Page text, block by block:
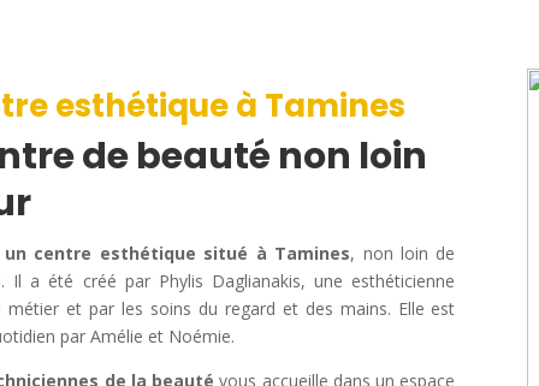
esthétique à Tamines
de beauté non loin
un centre esthétique situé à Tamines, non loin de
Il a été créé par Phylis Daglianakis, une esthéticienne
métier et par les soins du regard et des mains. Elle est
par Amélie et Noémie.
de la beauté vous accueille dans un espace